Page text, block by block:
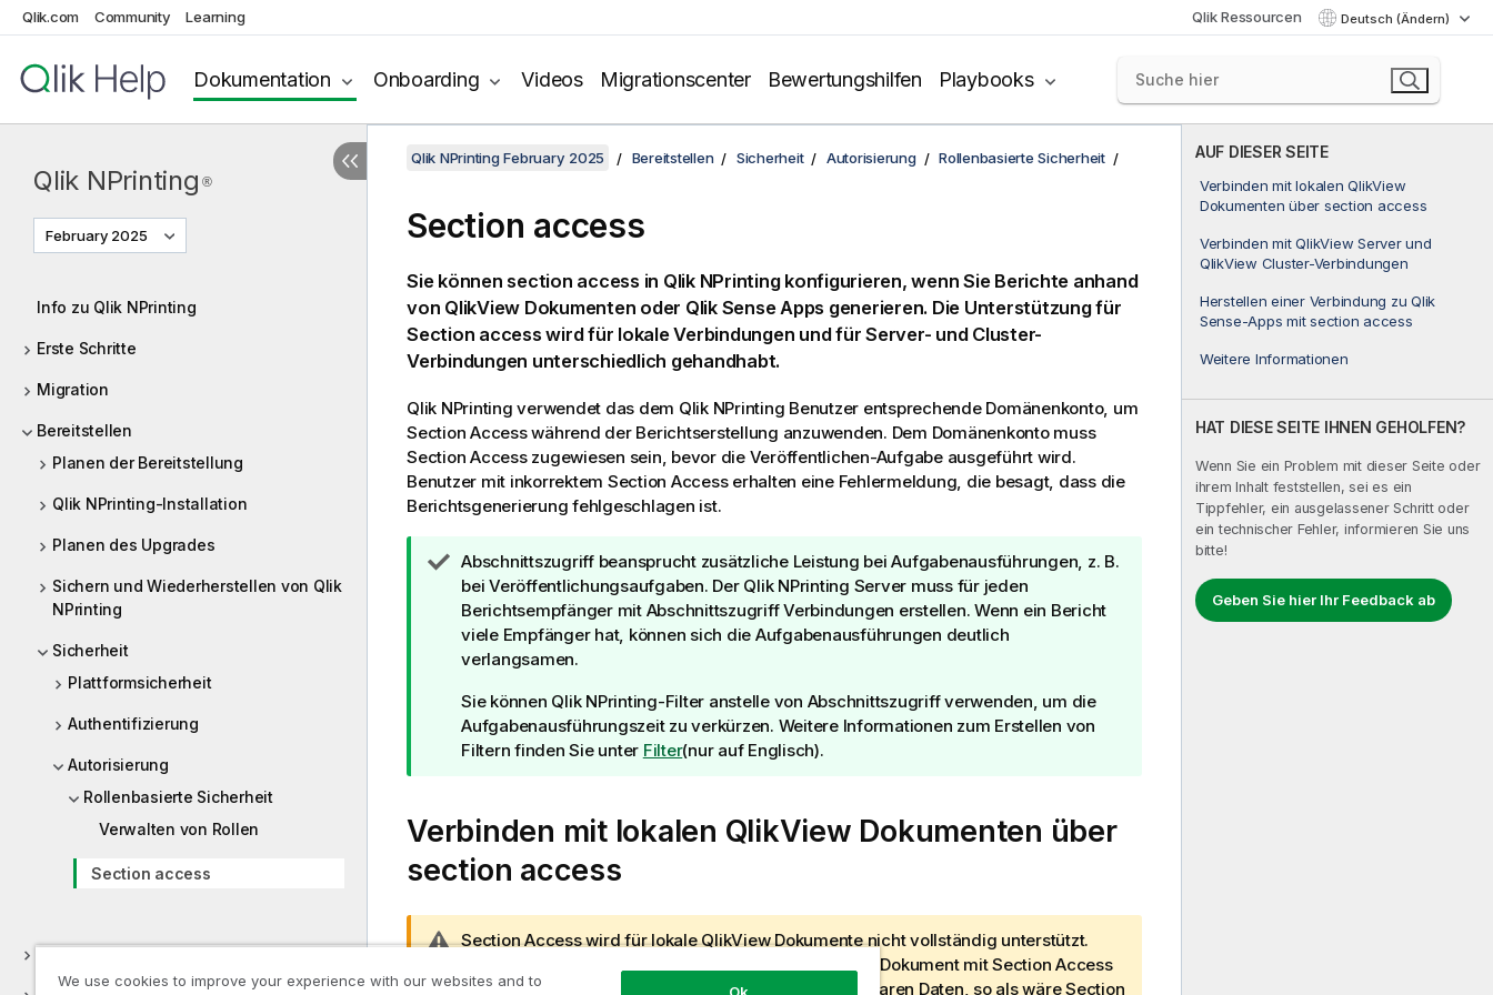
Qlik.com Community Learning Qlik Ressourcen Deutsch (Ändern)
Dokumentation Onboarding Videos Migrationscenter Bewertungshilfen Playbooks
Qlik NPrinting ®
February 2025
Info zu Qlik NPrinting
Erste Schritte
Migration
Bereitstellen
Planen der Bereitstellung
Qlik NPrinting-Installation
Planen des Upgrades
Sichern und Wiederherstellen von Qlik
NPrinting
Sicherheit
Plattformsicherheit
Authentifizierung
Autorisierung
Rollenbasierte Sicherheit
Verwalten von Rollen
Section access
Verwalten
AUF DIESER SEITE
Verbinden mit lokalen QlikView
Dokumenten über section access
Verbinden mit QlikView Server und
QlikView Cluster-Verbindungen
Herstellen einer Verbindung zu Qlik
Sense-Apps mit section access
Weitere Informationen
HAT DIESE SEITE IHNEN GEHOLFEN?
Wenn Sie ein Problem mit dieser Seite oder
ihrem Inhalt feststellen, sei es ein
Tippfehler, ein ausgelassener Schritt oder
ein technischer Fehler, informieren Sie uns
bitte!
Geben Sie hier Ihr Feedback ab
Qlik NPrinting February 2025 Bereitstellen Sicherheit Autorisierung Rollenbasierte Sicherheit
Section access
Sie können section access in Qlik NPrintingkonfigurieren, wenn Sie Berichte anhand
von QlikView Dokumenten oder Qlik SenseApps generieren. Die Unterstützung für
Section access wird für lokale Verbindungen und für Server- und Cluster-
Verbindungen unterschiedlich gehandhabt.
Qlik NPrinting verwendet das dem Qlik NPrinting Benutzer entsprechende Domänenkonto, um
Section Access während der Berichtserstellung anzuwenden. Dem Domänenkonto muss
Section Access zugewiesen sein, bevor die Veröffentlichen-Aufgabe ausgeführt wird.
Benutzer mit inkorrektem Section Access erhalten eine Fehlermeldung, die besagt, dass die
Berichtsgenerierung fehlgeschlagen ist.
T
i
p
p
h
n
w
e
Abschnittszugriff beansprucht zusätzliche Leistung bei Aufgabenausführungen, z. B.
bei Veröffentlichungsaufgaben. Der Qlik NPrinting Server muss für jeden
Berichtsempfänger mit Abschnittszugriff Verbindungen erstellen. Wenn ein Bericht
viele Empfänger hat, können sich die Aufgabenausführungen deutlich
verlangsamen.
Sie können Qlik NPrinting-Filter anstelle von Abschnittszugriff verwenden, um die
Aufgabenausführungszeit zu verkürzen. Weitere Informationen zum Erstellen von
Filtern finden Sie unter Filter(nur auf Englisch).
Verbinden mit lokalen QlikView Dokumenten über
section access
W
r
Section Access wird für lokaleQlikViewDokumente nicht vollständig unterstützt.
Dokument mit Section Access
herstellen, sehen die Berichtsempfänger alle verfügbaren Daten, so als wäre Section
We use cookies to improve your experience with our websites and to